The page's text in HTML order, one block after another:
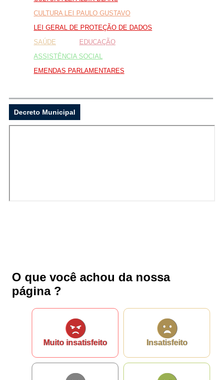
...Ou se preferir
Ligue para nós
E-mail
Ouvidoria
CULTURA LEI PAULO GUSTAVO
LEI GERAL DE PROTEÇÃO DE DADOS
SAÚDE
EDUCAÇÃO
ASSISTÊNCIA SOCIAL
EMENDAS PARLAMENTARES
Decreto Municipal
O que você achou da nossa
página ?
Muito insatisfeito Insatisfeito